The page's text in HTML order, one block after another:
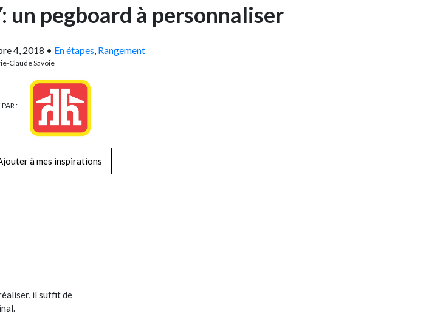
un pegboard à personnaliser
4, 2018 • En étapes Rangement
Claude Savoie
:
à mes inspirations
il suffit de